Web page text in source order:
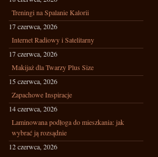
Treningi na Spalanie Kalorii
17 czerwca, 2026
Internet Radiowy i Satelitarny
17 czerwca, 2026
Makijaż dla Twarzy Plus Size
15 czerwca, 2026
Zapachowe Inspiracje
14 czerwca, 2026
Laminowana podłoga do mieszkania: jak
wybrać ją rozsądnie
12 czerwca, 2026